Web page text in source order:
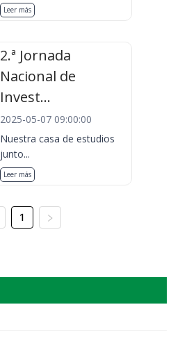
Leer más
2.ª Jornada
Nacional de
Invest...
2025-05-07 09:00:00
Nuestra casa de estudios
junto...
Leer más
1